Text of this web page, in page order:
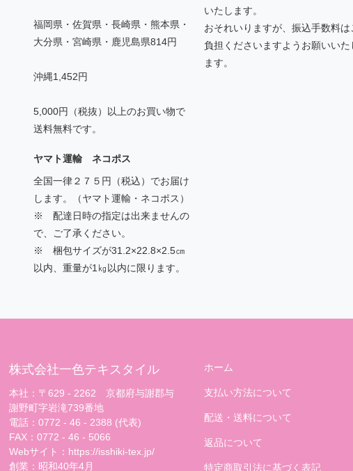
福岡県・佐賀県・長崎県・熊本県・
大分県・宮崎県・鹿児島県814円
沖縄1,452円
5,000円（税抜）以上のお買い物で
送料無料です。
ヤマト運輸 ネコポス
全国一律２７５円（税込）でお届け
します。（ヤマト運輸・ネコポス）
※ 配達日時の指定は出来ませんの
で、ご了承ください。
※ 梱包サイズが31.2×22.8×2.5㎝
以内、重量が1㎏以内に限ります。
いたします。
おそれいりますが、振込手数料は
負担くださいますようお願いいた
ます。
株式会社一色テキスタイル
本社：〒629 - 2262 京都府与謝郡与
謝野町字岩滝739番地
電話：0772 - 46 - 2388 (代表)
FAX：0772 - 46 - 5066
Webサイト：https://isshiki-tex.jp/
創業：昭和40年4月
ホーム
支払い方法について
配送・送料について
返品について
特定商取引法に基づく表記